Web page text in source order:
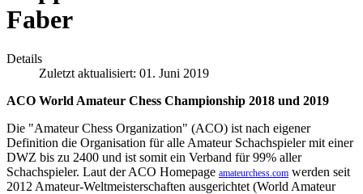
Faber
Details
Zuletzt aktualisiert: 01. Juni 2019
ACO World Amateur Chess Championship 2018 und 2019
Die "Amateur Chess Organization" (ACO) ist nach eigener
Definition die Organisation für alle Amateur Schachspieler mit einer
DWZ bis zu 2400 und ist somit ein Verband für 99% aller
Schachspieler. Laut der ACO Homepage amateurchess.com werden seit
2012 Amateur-Weltmeisterschaften ausgerichtet (World Amateur